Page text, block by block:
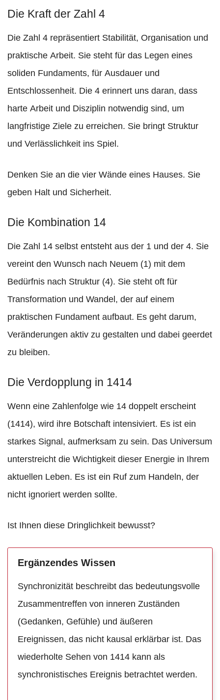
Die Kraft der Zahl 4
Die Zahl 4 repräsentiert Stabilität, Organisation und
praktische Arbeit. Sie steht für das Legen eines
soliden Fundaments, für Ausdauer und
Entschlossenheit. Die 4 erinnert uns daran, dass
harte Arbeit und Disziplin notwendig sind, um
langfristige Ziele zu erreichen. Sie bringt Struktur
und Verlässlichkeit ins Spiel.
Denken Sie an die vier Wände eines Hauses. Sie
geben Halt und Sicherheit.
Die Kombination 14
Die Zahl 14 selbst entsteht aus der 1 und der 4. Sie
vereint den Wunsch nach Neuem (1) mit dem
Bedürfnis nach Struktur (4). Sie steht oft für
Transformation und Wandel, der auf einem
praktischen Fundament aufbaut. Es geht darum,
Veränderungen aktiv zu gestalten und dabei geerdet
zu bleiben.
Die Verdopplung in 1414
Wenn eine Zahlenfolge wie 14 doppelt erscheint
(1414), wird ihre Botschaft intensiviert. Es ist ein
starkes Signal, aufmerksam zu sein. Das Universum
unterstreicht die Wichtigkeit dieser Energie in Ihrem
aktuellen Leben. Es ist ein Ruf zum Handeln, der
nicht ignoriert werden sollte.
Ist Ihnen diese Dringlichkeit bewusst?
Ergänzendes Wissen
Synchronizität beschreibt das bedeutungsvolle
Zusammentreffen von inneren Zuständen
(Gedanken, Gefühle) und äußeren
Ereignissen, das nicht kausal erklärbar ist. Das
wiederholte Sehen von 1414 kann als
synchronistisches Ereignis betrachtet werden.